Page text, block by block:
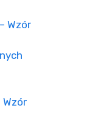
Wzór